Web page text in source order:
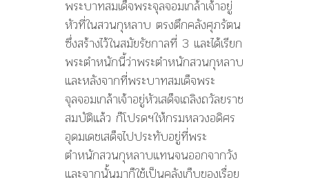
พระบาทสมเด็จพระจุลจอมเกล้าเจ้าอยู่
หัวที่ในสวนกุหลาบ ตรงตึกคลังศุภรัตน
ซึ่งสร้างไว้ในสมัยรัชกาลที่ 3 และได้เรียก
พระตำหนักนี้ว่าพระตำหนักสวนกุหลาบ
และหลังจากที่พระบาทสมเด็จพระ
จุลจอมเกล้าเจ้าอยู่หัวเสด็จเถลิงถวัลยราช
สมบัติแล้ว ก็โปรดฯให้กรมหลวงอดิศร
อุดมเดชเสด็จไปประทับอยู่ที่พระ
ตำหนักสวนกุหลาบแทนจนออกจากวัง
และจากนั้นมาก็ใช้เป็นคลังเก็บของเรื่อย